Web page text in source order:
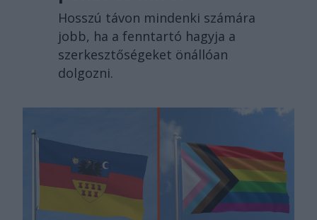
Hosszú távon mindenki számára
jobb, ha a fenntartó hagyja a
szerkesztőségeket önállóan
dolgozni.